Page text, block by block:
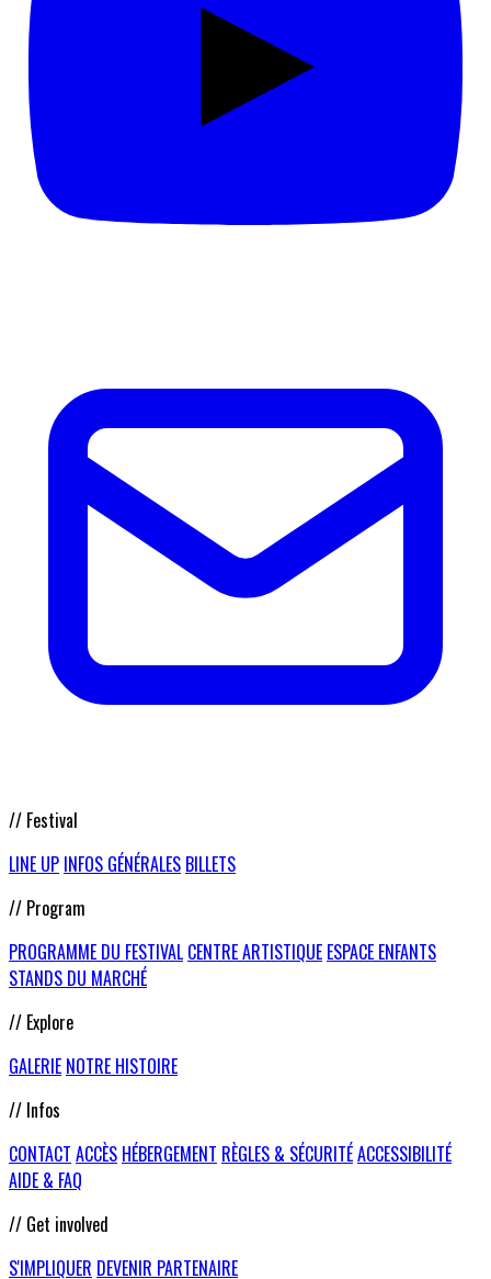
// Festival
LINE UP INFOS GÉNÉRALES BILLETS
// Program
PROGRAMME DU FESTIVAL CENTRE ARTISTIQUE ESPACE ENFANTS
STANDS DU MARCHÉ
// Explore
GALERIE NOTRE HISTOIRE
// Infos
CONTACT ACCÈS HÉBERGEMENT RÈGLES & SÉCURITÉACCESSIBILITÉ
AIDE & FAQ
// Get involved
S'IMPLIQUER DEVENIR PARTENAIRE